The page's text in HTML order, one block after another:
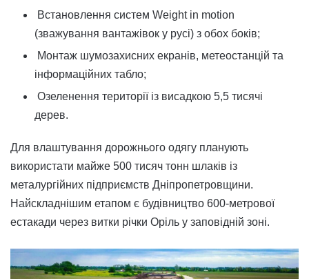
Встановлення систем Weight in motion
(зважування вантажівок у русі) з обох боків;
Монтаж шумозахисних екранів, метеостанцій та
інформаційних табло;
Озеленення території із висадкою 5,5 тисячі
дерев.
Для влаштування дорожнього одягу планують
використати майже 500 тисяч тонн шлаків із
металургійних підприємств Дніпропетровщини.
Найскладнішим етапом є будівництво 600-метрової
естакади через витки річки Оріль у заповідній зоні.